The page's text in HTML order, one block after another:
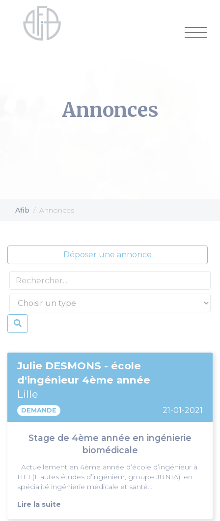
Annonces
Afib Annonces
Déposer une annonce
Type d'annonce
Julie DESMONS - école
d'ingénieur 4ème année
Lille
DEMANDE 21-01-2021
Stage de 4ème année en ingénierie
biomédicale
Actuellement en 4ème année d’école d’ingénieur à
HEI (Hautes études d’ingénieur, groupe JUNIA), en
spécialité ingénierie médicale et santé...
Lire la suite
Cookies management panel